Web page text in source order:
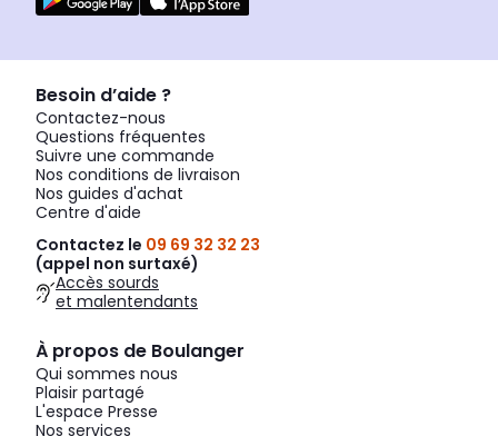
Besoin d’aide ?
Contactez-nous
Questions fréquentes
Suivre une commande
Nos conditions de livraison
Nos guides d'achat
Centre d'aide
Contactez le 09 69 32 32 23
(appel non surtaxé)
Accès sourds
et malentendants
À propos de Boulanger
Qui sommes nous
Plaisir partagé
L'espace Presse
Nos services